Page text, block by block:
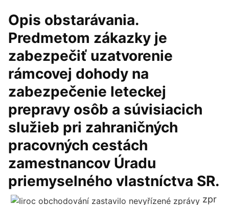
Opis obstarávania.
Predmetom zákazky je
zabezpečiť uzatvorenie
rámcovej dohody na
zabezpečenie leteckej
prepravy osôb a súvisiacich
služieb pri zahraničných
pracovných cestách
zamestnancov Úradu
priemyselného vlastníctva SR.
zpr